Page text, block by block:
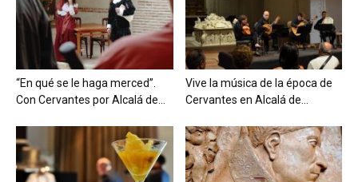
“En qué se le haga merced”.
Con Cervantes por Alcalá de...
Vive la música de la época de
Cervantes en Alcalá de...